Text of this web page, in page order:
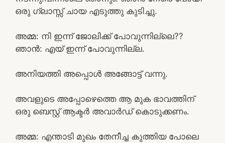
ഒരു ഗ്ലാസ്സ് ചായ എടുത്തു കുടിച്ചു.
അമ്മ: നി ഇന്ന് ജോലിക്ക് പോവുന്നില്ലെ??
ഞാൻ: എയ് ഇന്ന് പോവുന്നില്ല.
അനിയത്തി അപ്പൊൾ അങ്ങോട്ട് വന്നു.
അവളുടെ അപ്പോഴെത്തെ ആ മുക ഭാവത്തിന്
ഒരു ബെസ്റ്റ് ആക്ടർ അവാർഡ് കൊടുക്കണം.
അമ്മ: എന്താടി മുഖം തേനീച്ച കുത്തിയ പോലെ